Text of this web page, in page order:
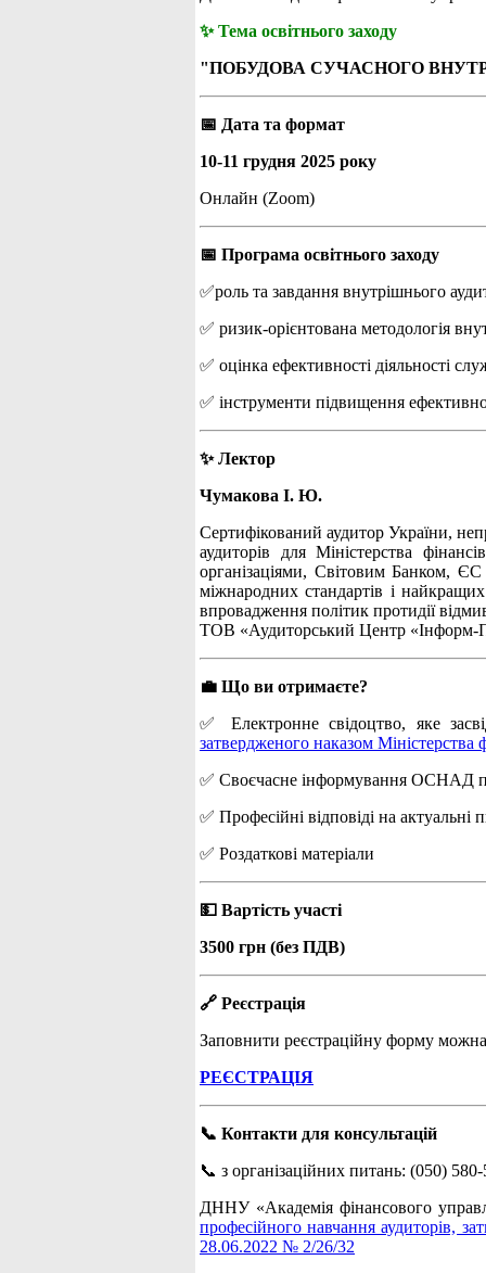
✨ Тема освітнього заходу
"ПОБУДОВА СУЧАСНОГО
📅 Дата та формат
10-11 грудня 2025 року
Онлайн (Zoom)
📅 Програма освітнього заходу
✅роль та завдання внутрішнього
✅ ризик-орієнтована методологія
✅ оцінка ефективності діяльності
✅ інструменти підвищення
✨ Лектор
Чумакова І. Ю.
Сертифікований аудитор України,
аудиторів для Міністерства
організаціями, Світовим Банком, ЄС
міжнародних стандартів і
впровадження політик протидії
ТОВ «Аудиторський Центр «Інформ-
💼 Що ви отримаєте?
✅ Електронне свідоцтво, яке
затвердженого наказом
✅ Своєчасне інформування ОСНАД
✅ Професійні відповіді на актуальні
✅ Роздаткові матеріали
💵 Вартість участі
3500 грн (без ПДВ)
🔗 Реєстрація
Заповнити реєстраційну форму
РЕЄСТРАЦІЯ
📞 Контакти для консультацій
📞 з організаційних питань: (050)
ДННУ «Академія фінансового
професійного навчання аудиторів,
28.06.2022 № 2/26/32